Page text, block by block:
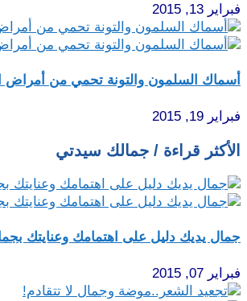
فبراير 13, 2015
أسماك السلمون والتونة تحمي من أمراض
فبراير 19, 2015
الأكثر قراءة / جمالك سيدتي
جمال يديك دليل على اهتمامك وعنايتك
فبراير 07, 2015